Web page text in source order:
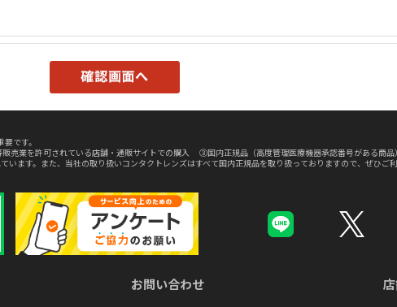
です。
業を許可されている店舗・通販サイトでの購入 ③国内正規品（高度管理医療機器承認番号がある商品
ます。また、当社の取り扱いコンタクトレンズはすべて国内正規品を取り扱っておりますので、ぜひご利
お問い合わせ